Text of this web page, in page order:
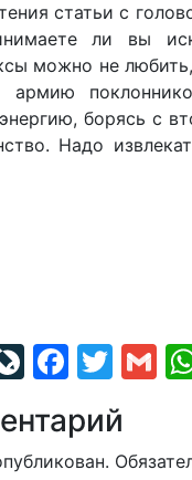
статьи с
ли вы
можно не
армию
борясь с
Надо